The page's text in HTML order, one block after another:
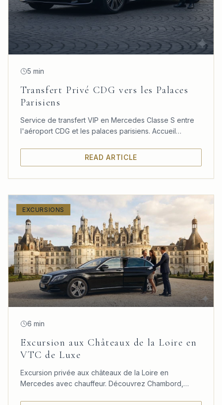
5 min
Transfert Privé CDG vers les Palaces
Parisiens
Service de transfert VIP en Mercedes Classe S entre
l'aéroport CDG et les palaces parisiens. Accueil
READ ARTICLE
EXCURSIONS
6 min
Excursion aux Châteaux de la Loire en
VTC de Luxe
Excursion privée aux châteaux de la Loire en
Mercedes avec chauffeur. Découvrez Chambord,